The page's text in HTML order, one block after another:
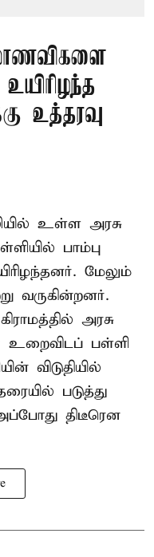
உத்தரவு
உள்ள அரசு
பாம்பு
மேலும்
வருகின்றனர்.
அரசு
உறைவிடப் பள்ளி
விடுதியில்
படுத்து
திடீரென